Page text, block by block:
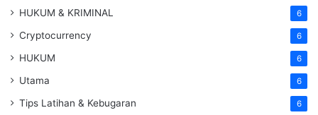
HUKUM & KRIMINAL 6
Cryptocurrency 6
HUKUM 6
Utama 6
Tips Latihan & Kebugaran 6